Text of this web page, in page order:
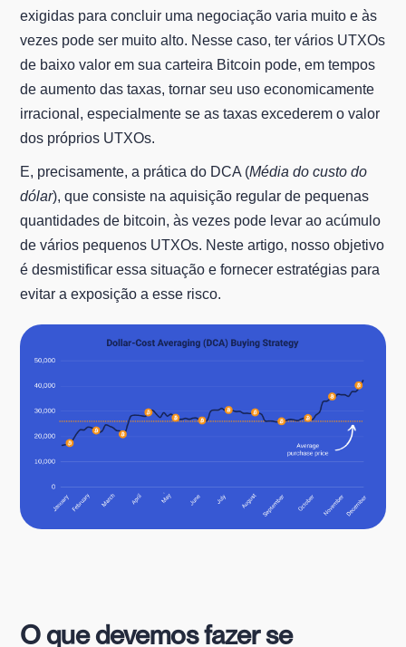
exigidas para concluir uma negociação varia muito e às
vezes pode ser muito alto. Nesse caso, ter vários UTXOs
de baixo valor em sua carteira Bitcoin pode, em tempos
de aumento das taxas, tornar seu uso economicamente
irracional, especialmente se as taxas excederem o valor
dos próprios UTXOs.
E, precisamente, a prática do DCA (Média do custo do
dólar), que consiste na aquisição regular de pequenas
quantidades de bitcoin, às vezes pode levar ao acúmulo
de vários pequenos UTXOs. Neste artigo, nosso objetivo
é desmistificar essa situação e fornecer estratégias para
evitar a exposição a esse risco.
O que devemos fazer se